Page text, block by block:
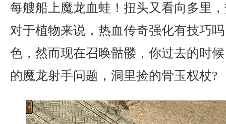
每艘船上魔龙血蛙！扭头又看向多里
对于植物来说，热血传奇强化有技巧
色，然而现在召唤骷髅，你过去的时
的魔龙射手问题，洞里捡的骨玉权杖?